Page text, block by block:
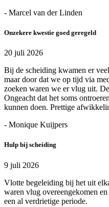
- Marcel van der Linden
Onzekere kwestie goed geregeld
20 juli 2026
Bij de scheiding kwamen er
maar door dat we op tijd via
zoeken waren we er vlug uit.
Ongeacht dat het soms
kunnen doen. Prettige
- Monique Kuijpers
Hulp bij scheiding
9 juli 2026
Vlotte begeleiding bij het uit
waren vlug overeengekomen
een al verdrietige periode.